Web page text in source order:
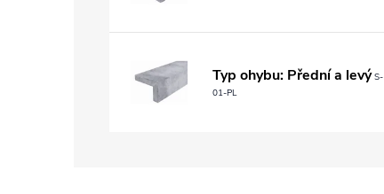
Typ ohybu: Přední a levýS-
01-PL